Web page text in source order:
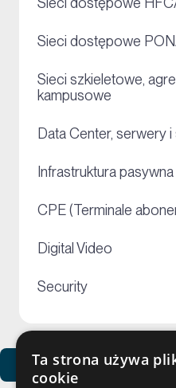
Sieci dostępowe
Sieci szkieletowe,
kampusowe
Data Center, serwery
Infrastruktura
CPE (Terminale
Digital Video
Security
Zobacz
Ta strona używa
cookie